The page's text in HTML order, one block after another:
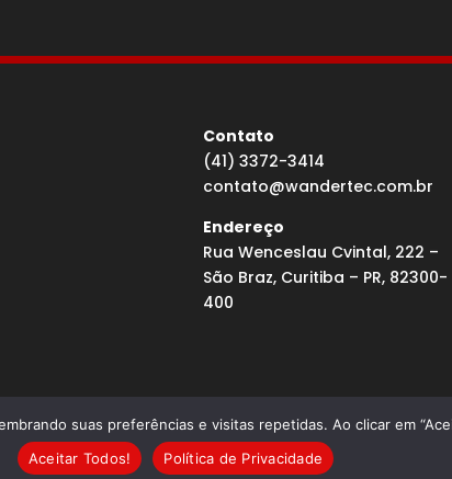
Contato
(41) 3372-3414
contato@wandertec.com.br
Endereço
Rua Wenceslau Cvintal, 222 –
São Braz, Curitiba – PR, 82300-
400
Agência Microsenior | Websites e Posicionamento
suas preferências e visitas repetidas. Ao clicar em
Aceitar Todos!
Política de Privacidade